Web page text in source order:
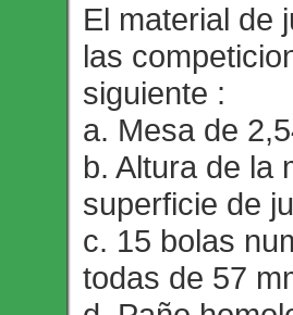
El material de
las
siguiente :
a. Mesa de
b. Altura de la
superficie de
c. 15 bolas
todas de 57